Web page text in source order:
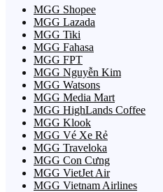
MGG Shopee
MGG Lazada
MGG Tiki
MGG Fahasa
MGG FPT
MGG Nguyễn Kim
MGG Watsons
MGG Media Mart
MGG HighLands Coffee
MGG Klook
MGG Vé Xe Rẻ
MGG Traveloka
MGG Con Cưng
MGG VietJet Air
MGG Vietnam Airlines